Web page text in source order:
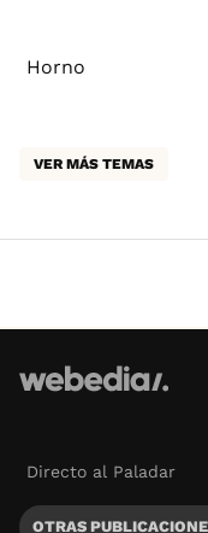
Horno
VER MÁS TEMAS
Directo al Paladar
OTRAS